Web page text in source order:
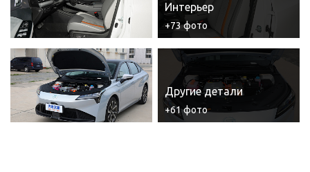
Интерьер
+73 фото
Другие детали
+61 фото